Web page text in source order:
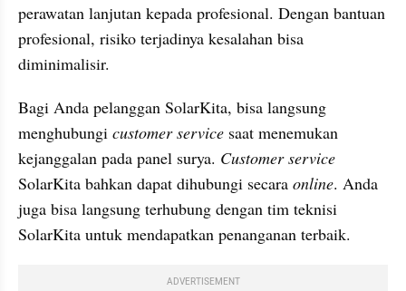
perawatan lanjutan kepada profesional. Dengan bantuan
profesional, risiko terjadinya kesalahan bisa
diminimalisir.
Bagi Anda pelanggan SolarKita, bisa langsung
menghubungi customer service saat menemukan
kejanggalan pada panel surya. Customer service
SolarKita bahkan dapat dihubungi secara online. Anda
juga bisa langsung terhubung dengan tim teknisi
SolarKita untuk mendapatkan penanganan terbaik.
ADVERTISEMENT